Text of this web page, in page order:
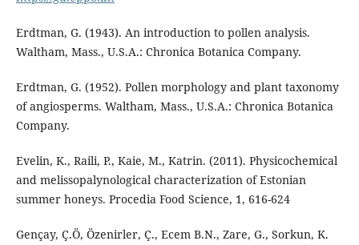
Erdtman, G. (1943). An introduction to pollen analysis.
Waltham, Mass., U.S.A.: Chronica Botanica Company.
Erdtman, G. (1952). Pollen morphology and plant taxonomy
of angiosperms. Waltham, Mass., U.S.A.: Chronica Botanica
Company.
Evelin, K., Raili, P., Kaie, M., Katrin. (2011). Physicochemical
and melissopalynological characterization of Estonian
summer honeys. Procedia Food Science, 1, 616-624
Gençay, Ç.Ö, Özenirler, Ç., Ecem B.N., Zare, G., Sorkun, K.